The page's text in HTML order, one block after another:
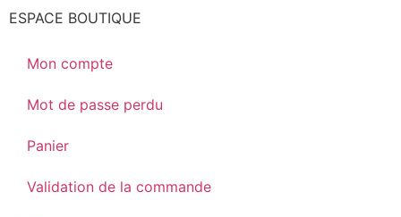
ESPACE BOUTIQUE
Mon compte
Mot de passe perdu
Panier
Validation de la commande